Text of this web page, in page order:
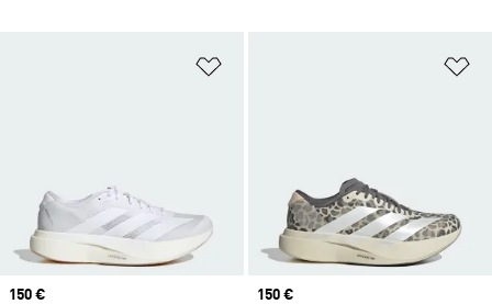
Ajouter à la Liste de produits
Prix
150 €
Prix
150 €